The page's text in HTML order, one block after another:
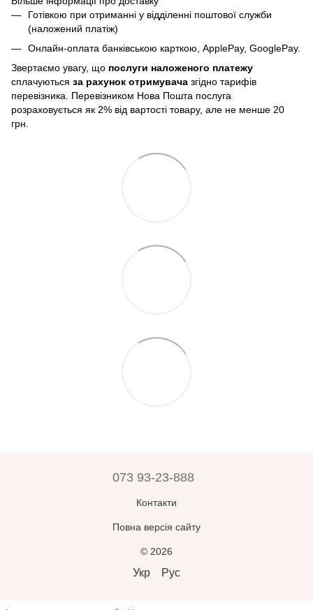
Готівкою при отриманні у відділенні поштової служби
(наложений платіж)
Онлайн-оплата банківською карткою, ApplePay, GooglePay.
Звертаємо увагу, що послуги наложеного платежу
сплачуються за рахунок отримувача згідно тарифів
перевізника. Перевізником Нова Пошта послуга
розраховується як 2% від вартості товару, але не менше 20
грн.
073 93-23-888
Контакти
Повна версія сайту
© 2026
Укр Рус